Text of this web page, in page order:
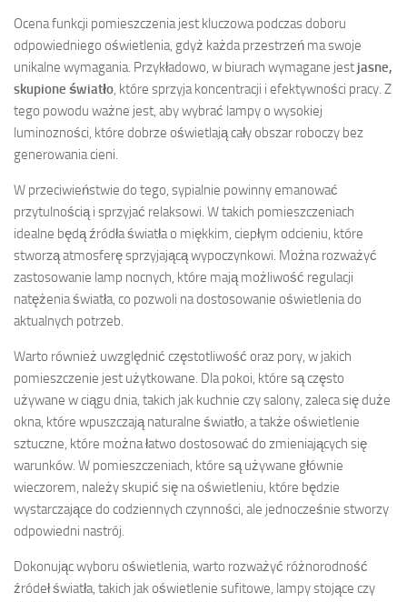
Ocena funkcji pomieszczenia jest kluczowa podczas doboru
odpowiedniego oświetlenia, gdyż każda przestrzeń ma swoje
unikalne wymagania. Przykładowo, w biurach wymagane jest jasne,
skupione światło, które sprzyja koncentracji i efektywności pracy. Z
tego powodu ważne jest, aby wybrać lampy o wysokiej
luminozności, które dobrze oświetlają cały obszar roboczy bez
generowania cieni.
W przeciwieństwie do tego, sypialnie powinny emanować
przytulnością i sprzyjać relaksowi. W takich pomieszczeniach
idealne będą źródła światła o miękkim, ciepłym odcieniu, które
stworzą atmosferę sprzyjającą wypoczynkowi. Można rozważyć
zastosowanie lamp nocnych, które mają możliwość regulacji
natężenia światła, co pozwoli na dostosowanie oświetlenia do
aktualnych potrzeb.
Warto również uwzględnić częstotliwość oraz pory, w jakich
pomieszczenie jest użytkowane. Dla pokoi, które są często
używane w ciągu dnia, takich jak kuchnie czy salony, zaleca się duże
okna, które wpuszczają naturalne światło, a także oświetlenie
sztuczne, które można łatwo dostosować do zmieniających się
warunków. W pomieszczeniach, które są używane głównie
wieczorem, należy skupić się na oświetleniu, które będzie
wystarczające do codziennych czynności, ale jednocześnie stworzy
odpowiedni nastrój.
Dokonując wyboru oświetlenia, warto rozważyć różnorodność
źródeł światła, takich jak oświetlenie sufitowe, lampy stojące czy